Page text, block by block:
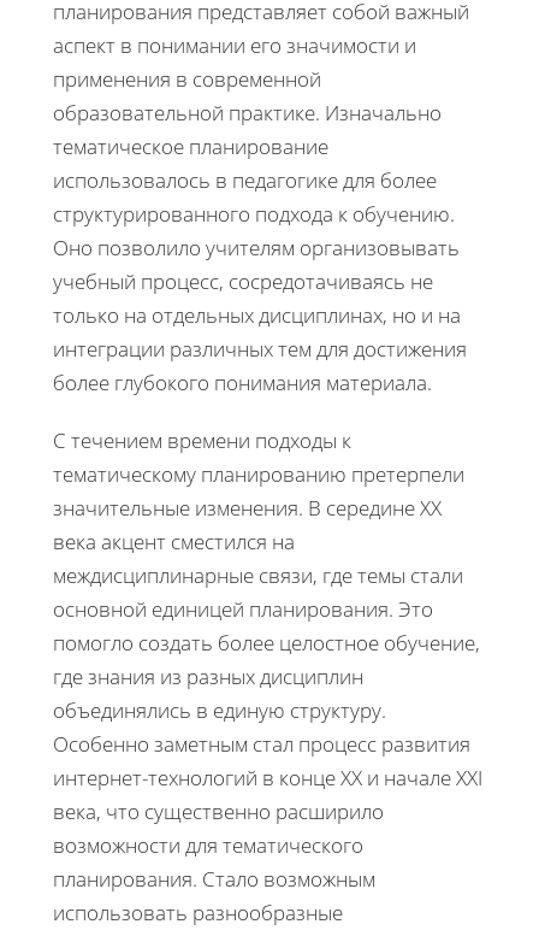
планирования представляет собой важный
аспект в понимании его значимости и
применения в современной
образовательной практике. Изначально
тематическое планирование
использовалось в педагогике для более
структурированного подхода к обучению.
Оно позволило учителям организовывать
учебный процесс, сосредотачиваясь не
только на отдельных дисциплинах, но и на
интеграции различных тем для достижения
более глубокого понимания материала.
С течением времени подходы к
тематическому планированию претерпели
значительные изменения. В середине XX
века акцент сместился на
междисциплинарные связи, где темы стали
основной единицей планирования. Это
помогло создать более целостное обучение,
где знания из разных дисциплин
объединялись в единую структуру.
Особенно заметным стал процесс развития
интернет-технологий в конце XX и начале XXI
века, что существенно расширило
возможности для тематического
планирования. Стало возможным
использовать разнообразные